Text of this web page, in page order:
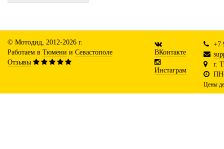
© Мотодид, 2012-2026 г.
Работаем в Тюмени и Севастополе
Отзывы
ВКонтакте
Инстаграм
+7
г.
Цены